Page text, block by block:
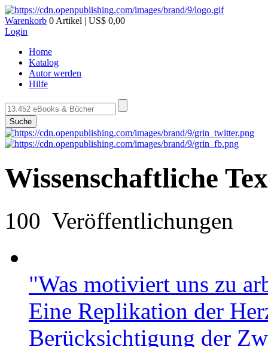
Warenkorb 0 Artikel | US$ 0,00
Login
Home
Katalog
Autor werden
Hilfe
Suche
Wissenschaftliche
100 Veröffentlichungen
"Was motiviert uns zu
Eine Replikation der
Berücksichtigung der